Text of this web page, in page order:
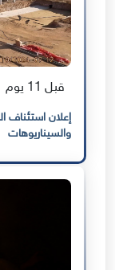
قبل 11 يوم
إعلان استئناف
والسيناريوهات